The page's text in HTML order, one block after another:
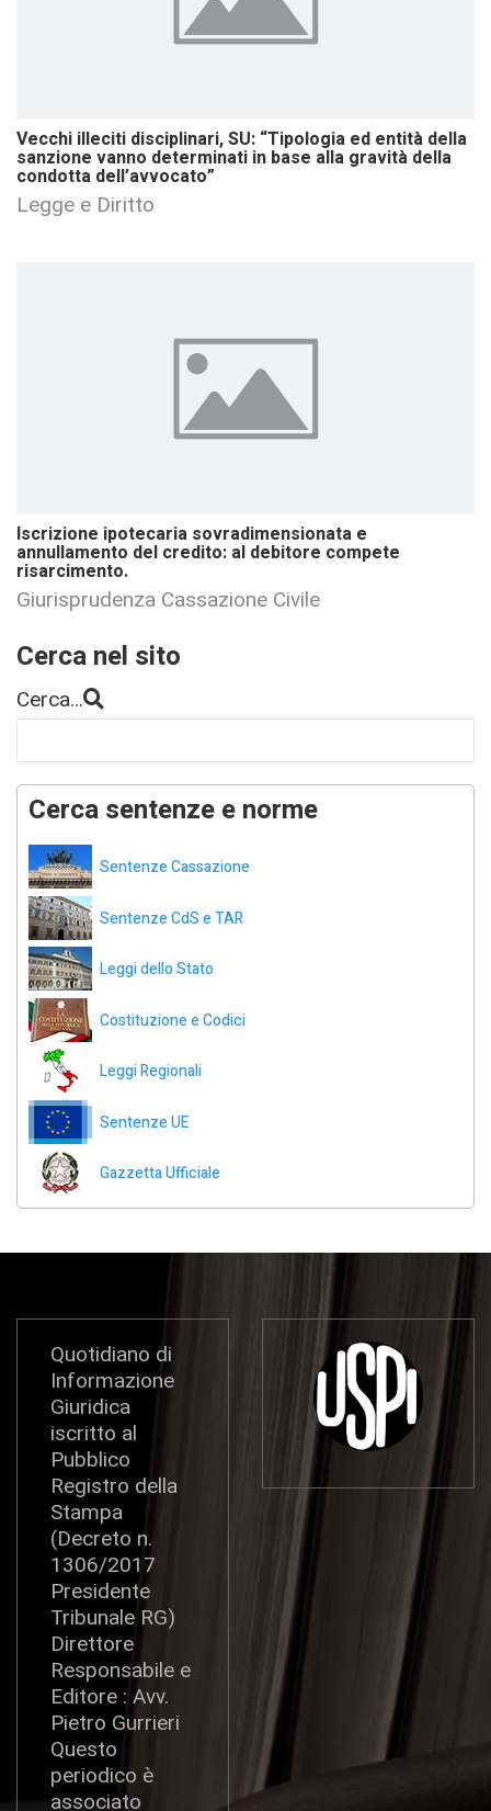
Vecchi illeciti disciplinari, SU: “Tipologia ed entità della
sanzione vanno determinati in base alla gravità della
condotta dell’avvocato”
Legge e Diritto
Iscrizione ipotecaria sovradimensionata e
annullamento del credito: al debitore compete
risarcimento.
Giurisprudenza Cassazione Civile
Cerca nel sito
Cerca...
Cerca sentenze e norme
Sentenze Cassazione
Sentenze CdS e TAR
Leggi dello Stato
Costituzione e Codici
Leggi Regionali
Sentenze UE
Gazzetta Ufficiale
Quotidiano di
Informazione
Giuridica
iscritto al
Pubblico
Registro della
Stampa
(Decreto n.
1306/2017
Presidente
Tribunale RG)
Direttore
Responsabile e
Editore : Avv.
Pietro Gurrieri
Questo
periodico è
associato